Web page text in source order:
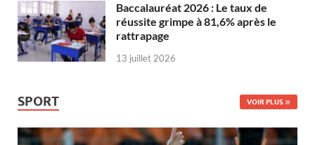
Baccalauréat 2026 : Le taux de
réussite grimpe à 81,6% après le
rattrapage
13 juillet 2026
SPORT VOIR PLUS